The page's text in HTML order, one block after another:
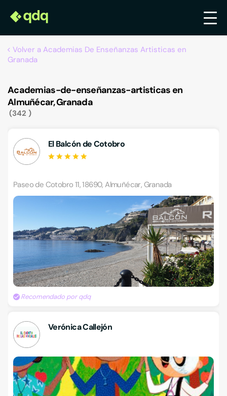
Volver a Academias De Enseñanzas Artisticas en
Granada
Academias-de-enseñanzas-artisticas en
Almuñécar, Granada
342
El Balcón de Cotobro
Paseo de Cotobro 11, 18690, Almuñécar, Granada
Recomendado por qdq
Verónica Callejón